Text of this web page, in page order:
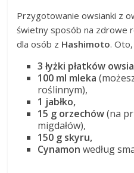
Przygotowanie owsianki z
świetny sposób na zdrowe
dla osób z Hashimoto.
3 łyżki płatków
100 ml mleka
roślinnym),
1 jabłko,
15 g orzechów(na
migdałów),
150 g skyru,
Cynamon według